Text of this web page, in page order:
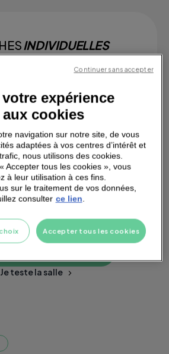
INDIVIDUELLES
A PROXIMITÉ
Je teste la salle
expérience
aux cookies
navigation sur notre site, de vous
adaptées à vos centres d’intérêt et
nous utilisons des cookies.
Accepter tous les cookies », vous
à leur utilisation à ces fins.
sur le traitement de vos données,
consulter ce lien.
Accepter tous les cookies
Continuer sans accepter